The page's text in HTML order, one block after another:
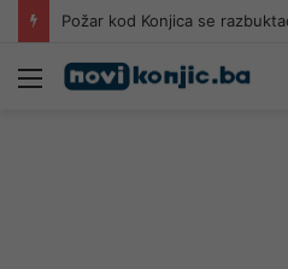
Meni